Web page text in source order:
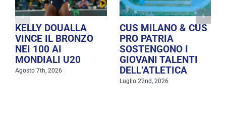
KELLY DOUALLA
VINCE IL BRONZO
NEI 100 AI
MONDIALI U20
Agosto 7th, 2026
CUS MILANO & CUS
PRO PATRIA
SOSTENGONO I
GIOVANI TALENTI
DELL’ATLETICA
Luglio 22nd, 2026